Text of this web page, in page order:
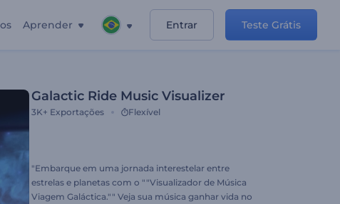
Aprender Entrar Teste Grátis
Galactic Ride Music Visualizer
3K+ Exportações Flexível
"Embarque em uma jornada interestelar entre
estrelas e planetas com o ""Visualizador de Música
Viagem Galáctica."" Veja sua música ganhar vida no